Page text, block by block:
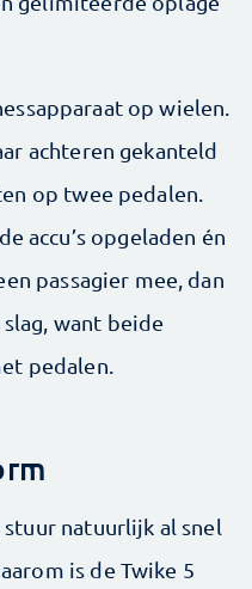
op wielen.
achteren gekanteld
op twee pedalen.
accu’s op­geladen én
passagier mee, dan
want beide
pedalen.
natuurlijk al snel
is de Twike 5